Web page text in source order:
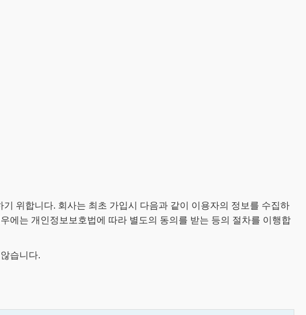
위합니다. 회사는 최초 가입시 다음과 같이 이용자의 정보를 수집하
에는 개인정보보호법에 따라 별도의 동의를 받는 등의 절차를 이행합
습니다.